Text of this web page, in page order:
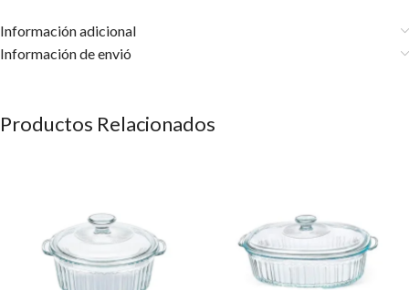
Información adicional
Información de envió
Productos Relacionados